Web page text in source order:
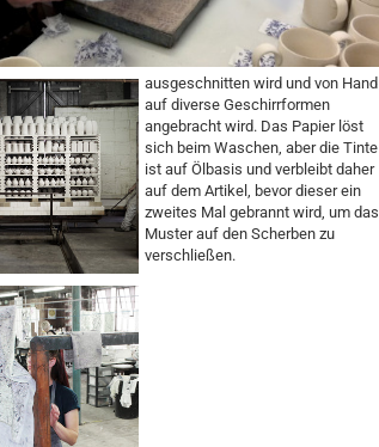
ausgeschnitten wird und von Hand
auf diverse Geschirrformen
angebracht wird. Das Papier löst
sich beim Waschen, aber die Tinte
ist auf Ölbasis und verbleibt daher
auf dem Artikel, bevor dieser ein
zweites Mal gebrannt wird, um das
Muster auf den Scherben zu
verschließen.